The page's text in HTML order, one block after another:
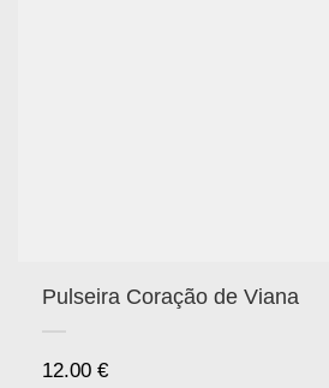
Pulseira Coração de Viana
12.00 €